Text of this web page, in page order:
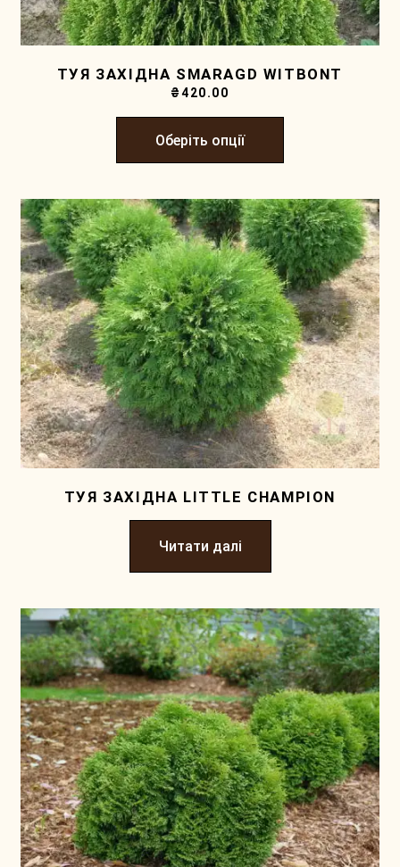
ТУЯ ЗАХІДНА SMARAGD WITBONT
₴420.00
Оберіть опції
ТУЯ ЗАХІДНА LITTLE CHAMPION
Читати далі